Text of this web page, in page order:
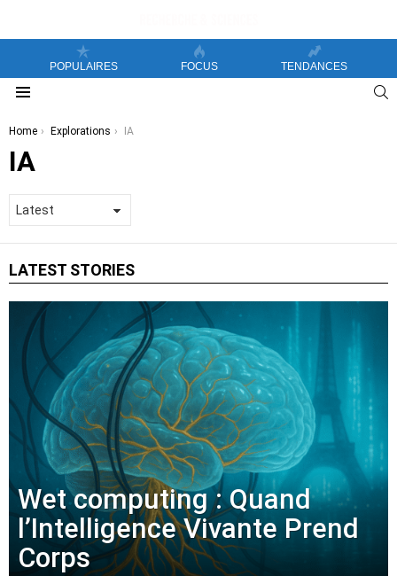
POPULAIRES FOCUS TENDANCES
You are here:
Home Explorations IA
IA
LATEST STORIES
Wet computing : Quand
l’Intelligence Vivante Prend
Corps